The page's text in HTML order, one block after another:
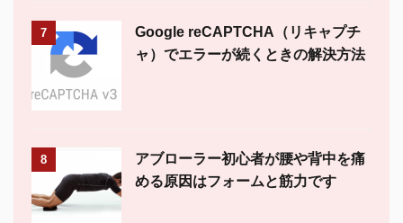
7
Google reCAPTCHA（リキャプチ
ャ）でエラーが続くときの解決方法
8
アブローラー初心者が腰や背中を痛
める原因はフォームと筋力です